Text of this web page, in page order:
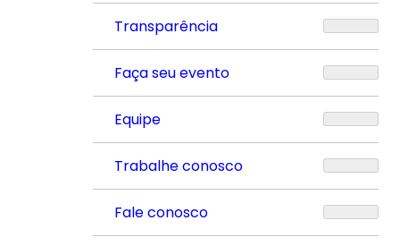
Transparência
Faça seu evento
Equipe
Trabalhe conosco
Fale conosco